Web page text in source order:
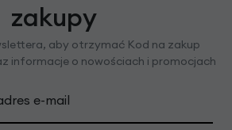
zakupy
aby otrzymać Kod na zakup
informacje o nowościach i promocjach
e-mail